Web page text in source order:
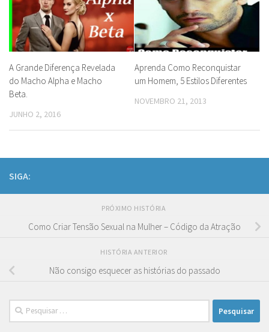
A Grande Diferença Revelada
do Macho Alpha e Macho
Beta.
JUNHO 2, 2016
Aprenda Como Reconquistar
um Homem, 5 Estilos Diferentes
NOVEMBRO 21, 2013
SIGA:
PRÓXIMO HISTÓRIA
Como Criar Tensão Sexual na Mulher – Código da Atração
HISTÓRIA ANTERIOR
Não consigo esquecer as histórias do passado
Pesquisar
por: